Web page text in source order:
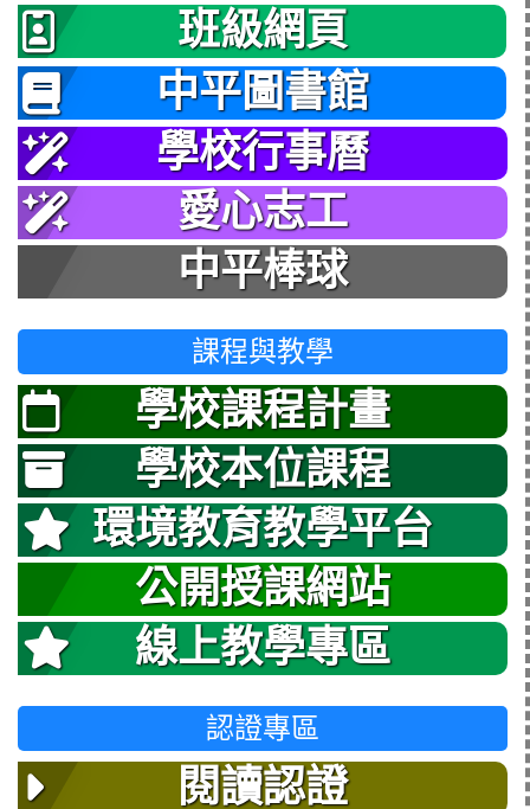
班級網頁
中平圖書館
學校行事曆
愛心志工
中平棒球
課程與教學
學校課程計畫
學校本位課程
環境教育教學平台
公開授課網站
線上教學專區
認證專區
閱讀認證